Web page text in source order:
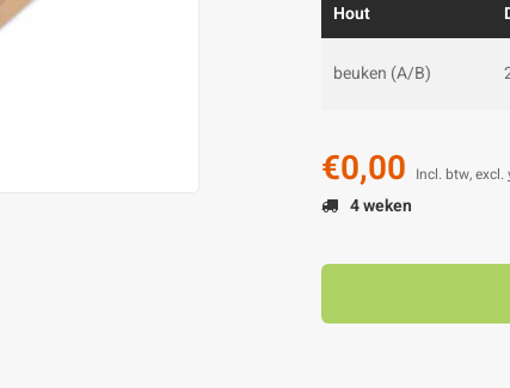
Hout
beuken (A/B)
€0,00 Incl. btw, excl.
4 weken